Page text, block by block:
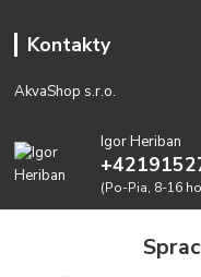
Kontakty
AkvaShop s.r.o.
Igor Heriban
(Po-Pia, 8-16